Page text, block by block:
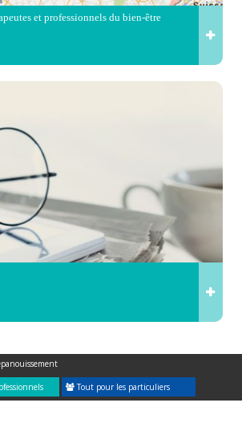
et professionnels du bien-être
Tout pour les particuliers